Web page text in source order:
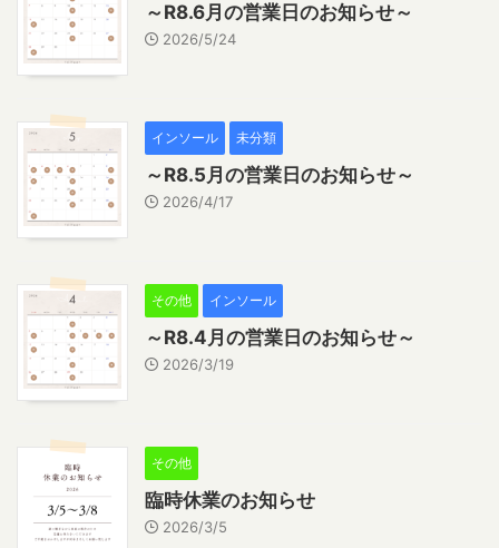
～R8.6月の営業日のお知らせ～
2026/5/24
インソール 未分類
～R8.5月の営業日のお知らせ～
2026/4/17
その他 インソール
～R8.4月の営業日のお知らせ～
2026/3/19
その他
臨時休業のお知らせ
2026/3/5